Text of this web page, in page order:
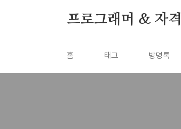
프로그래머 & 자
홈 태그 방명록